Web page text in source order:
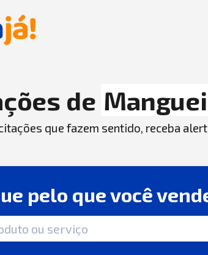
de
que fazem sentido, receba
pelo que você